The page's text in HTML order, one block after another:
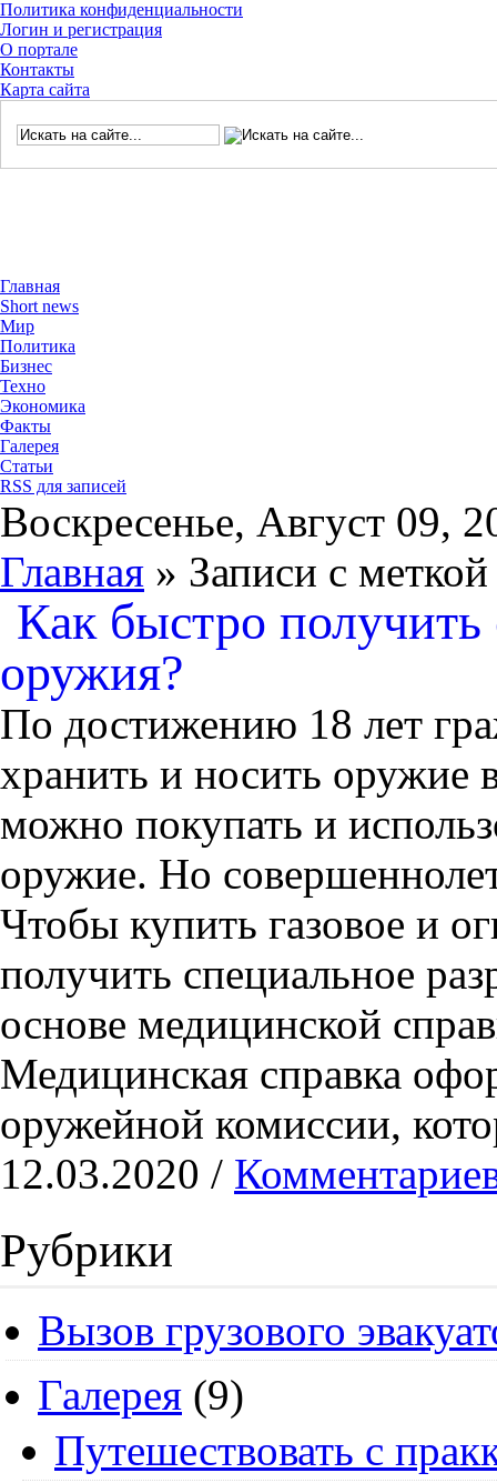
Политика конфиденциальности
Логин и регистрация
О портале
Контакты
Карта сайта
Главная
Short news
Мир
Политика
Бизнес
Техно
Экономика
Факты
Галерея
Статьи
RSS для записей
Воскресенье, Август 09,
Главная » Записи с
Как быстро
оружия?
По достижению 18 лет
хранить и носить оружие
можно покупать и
оружие. Но
Чтобы купить газовое и
получить специальное
основе медицинской
Медицинская справка
оружейной комиссии,
12.03.2020 /
Рубрики
Вызов грузового
Галерея (9)
Путешествовать с